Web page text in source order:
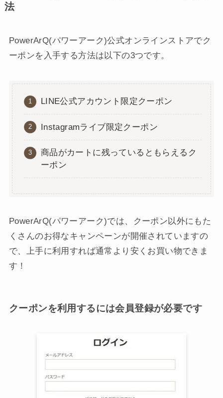
法
PowerArQ(パワーアーク)公式オンラインストアでク
ーポンを入手する方法は以下の3つです。
LINE公式アカウント限定クーポン
Instagramライブ限定クーポン
商品がカートに残っているともらえるク
ーポン
PowerArQ(パワーアーク)では、クーポン以外にもた
くさんのお得なキャンペーンが開催されていますの
で、上手に利用すれば通常より安くお買い物できま
す！
クーポンを利用するには会員登録が必要です